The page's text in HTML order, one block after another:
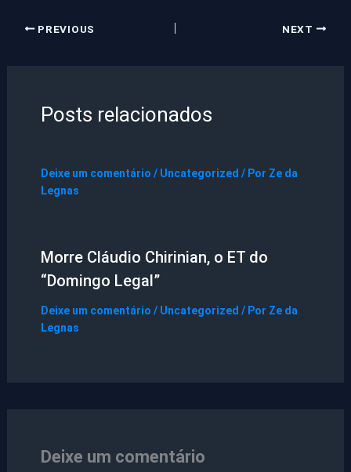
PREVIOUS NEXT
Posts relacionados
Deixe um comentário / Uncategorized / Por Ze da
Legnas
Morre Cláudio Chirinian, o ET do
“Domingo Legal”
Deixe um comentário / Uncategorized / Por Ze da
Legnas
Deixe um comentário